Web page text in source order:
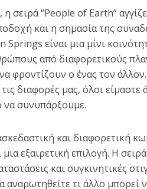
σειρά “People of Earth”
και η σημασία της
Springs είναι μια μίνι
από διαφορετικούς
φροντίζουν ο ένας τον
διαφορές μας, όλοι
συνυπάρξουμε.
και διαφορετική
εξαιρετική επιλογή. Η
και συγκινητικές
αναρωτηθείτε τι άλλο μπορεί